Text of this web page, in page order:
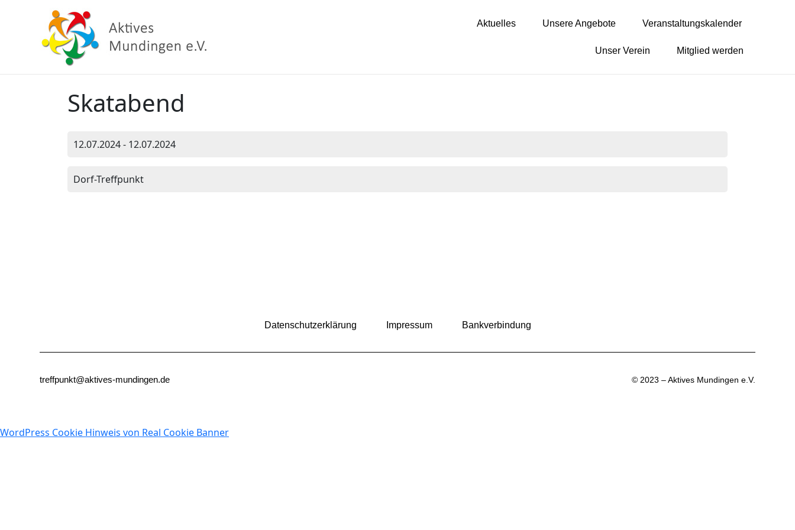
Aktuelles Unsere Angebote Veranstaltungskalender
Unser Verein Mitglied werden
Skatabend
12.07.2024 - 12.07.2024
Dorf-Treffpunkt
Datenschutzerklärung Impressum Bankverbindung
treffpunkt@aktives-mundingen.de © 2023 – Aktives Mundingen e.V.
WordPress Cookie Hinweis von Real Cookie Banner